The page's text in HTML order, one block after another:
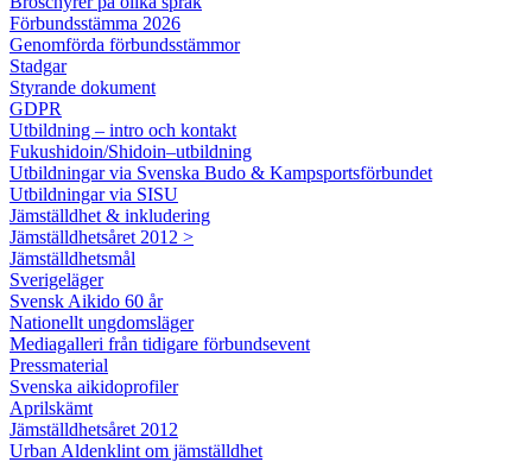
Förbundsstämma 2026
Genomförda förbundsstämmor
Stadgar
Styrande dokument
GDPR
Utbildning – intro och kontakt
Fukushidoin/Shidoin–utbildning
Utbildningar via Svenska Budo & Kampsportsförbundet
Utbildningar via SISU
Jämställdhet & inkludering
Jämställdhetsåret 2012 >
Jämställdhetsmål
Sverigeläger
Svensk Aikido 60 år
Nationellt ungdomsläger
Mediagalleri från tidigare förbundsevent
Pressmaterial
Svenska aikidoprofiler
Aprilskämt
Jämställdhetsåret 2012
Urban Aldenklint om jämställdhet